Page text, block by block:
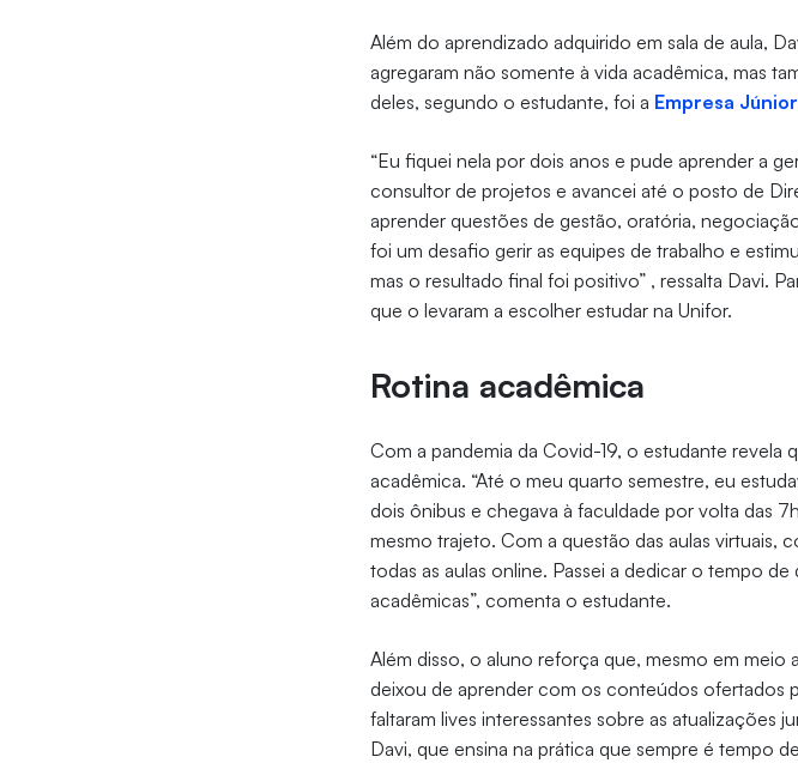
Além do aprendizado adquirido em sala de aula,
agregaram não somente à vida acadêmica, mas
deles, segundo o estudante, foi a Empresa
“Eu fiquei nela por dois anos e pude aprender a
consultor de projetos e avancei até o posto de
aprender questões de gestão, oratória,
foi um desafio gerir as equipes de trabalho e
mas o resultado final foi positivo” , ressalta Davi.
que o levaram a escolher estudar na Unifor.
Rotina acadêmica
Com a pandemia da Covid-19, o estudante
acadêmica. “Até o meu quarto semestre, eu
dois ônibus e chegava à faculdade por volta das
mesmo trajeto. Com a questão das aulas virtuais,
todas as aulas online. Passei a dedicar o tempo
acadêmicas”, comenta o estudante.
Além disso, o aluno reforça que, mesmo em
deixou de aprender com os conteúdos ofertados
faltaram lives interessantes sobre as atualizações
Davi, que ensina na prática que sempre é tempo